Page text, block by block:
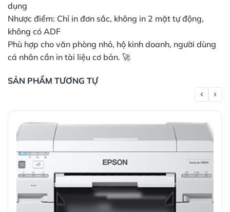
dụng
Nhược điểm: Chỉ in đơn sắc, không in 2 mặt tự động,
không có ADF
Phù hợp cho văn phòng nhỏ, hộ kinh doanh, người dùng
cá nhân cần in tài liệu cơ bản. 🚀
SẢN PHẨM TƯƠNG TỰ